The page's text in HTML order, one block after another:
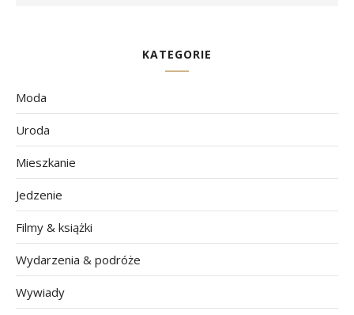
KATEGORIE
Moda
Uroda
Mieszkanie
Jedzenie
Filmy & książki
Wydarzenia & podróże
Wywiady